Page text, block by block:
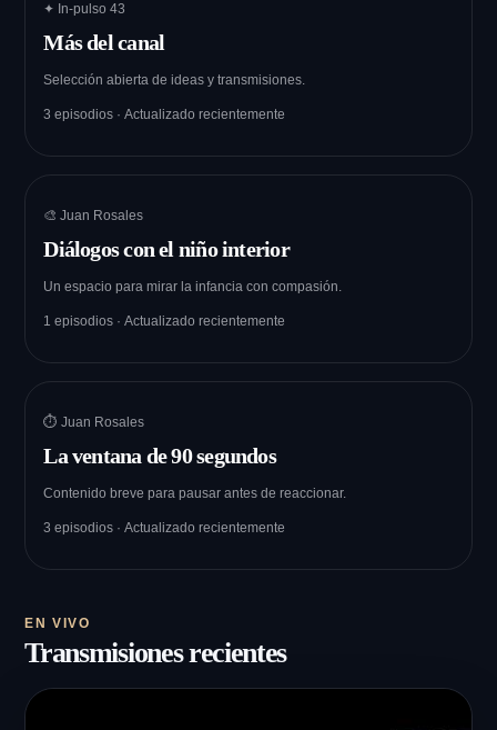
✦ In-pulso 43
Más del canal
Selección abierta de ideas y transmisiones.
3 episodios · Actualizado recientemente
🎨 Juan Rosales
Diálogos con el niño interior
Un espacio para mirar la infancia con compasión.
1 episodios · Actualizado recientemente
⏱ Juan Rosales
La ventana de 90 segundos
Contenido breve para pausar antes de reaccionar.
3 episodios · Actualizado recientemente
EN VIVO
Transmisiones recientes